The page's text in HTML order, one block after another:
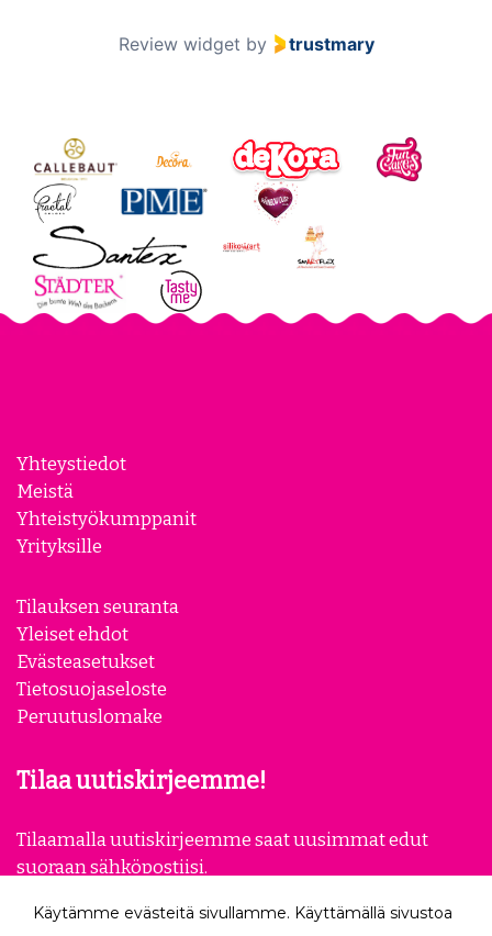
Review widget by trustmary
Yhteystiedot
Meistä
Yhteistyökumppanit
Yrityksille
Tilauksen seuranta
Yleiset ehdot
Evästeasetukset
Tietosuojaseloste
Peruutuslomake
Tilaa uutiskirjeemme!
Tilaamalla uutiskirjeemme saat uusimmat edut
suoraan sähköpostiisi.
Käytämme evästeitä sivullamme. Käyttämällä sivustoa